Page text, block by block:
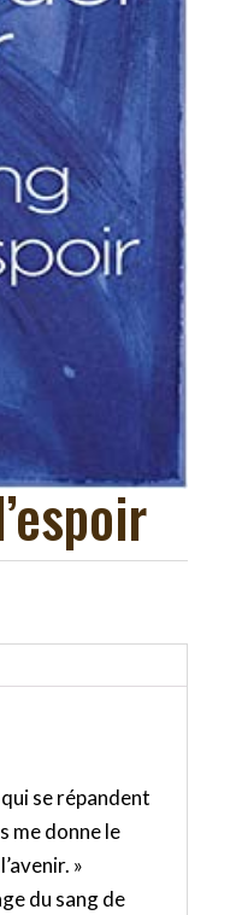
qui se répandent
me donne le
»
du sang de